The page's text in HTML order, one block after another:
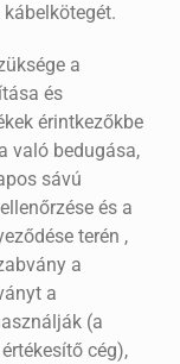
a
és
érintkezőkbe
való bedugása,
sávú
és a
terén ,
a
a
(a
cég),